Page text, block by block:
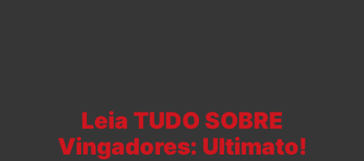
Leia TUDO SOBRE
Vingadores: Ultimato!